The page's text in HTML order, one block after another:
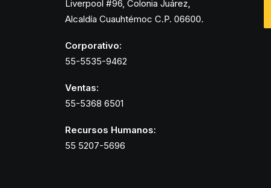
Liverpool #96, Colonia Juárez,
Alcaldía Cuauhtémoc C.P. 06600.
Corporativo:
55-5535-9462
Ventas:
55-5368 6501
Recursos Humanos:
55 5207-5696